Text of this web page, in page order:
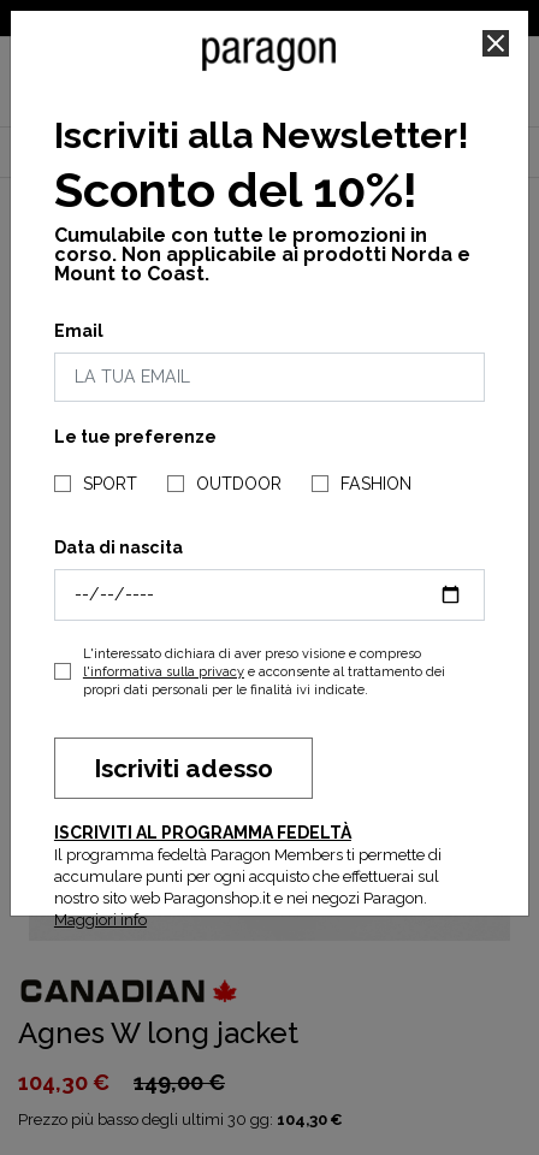
NEGOZI PARAGONSHOP
Home Canadian Donna Vedi tutto Agnes w long jacket
Agnes W long jacket
104,30 € 149,00 €
Prezzo più basso degli ultimi 30 gg: 104,30 €
Iscriviti alla Newsletter!
Sconto del 10%!
Cumulabile con tutte le promozioni in
corso. Non applicabile ai prodotti Norda e
Mount to Coast.
Email
Le tue preferenze
SPORT OUTDOOR FASHION
Data di nascita
L'interessato dichiara di aver preso visione e compreso
l'informativa sulla privacye acconsente al trattamento dei
propri dati personali per le finalità ivi indicate.
Iscriviti adesso
ISCRIVITI AL PROGRAMMA FEDELTÀ
Il programma fedeltà Paragon Members ti permette di
accumulare punti per ogni acquisto che effettuerai sul
nostro sito web Paragonshop.it e nei negozi Paragon.
Maggiori info